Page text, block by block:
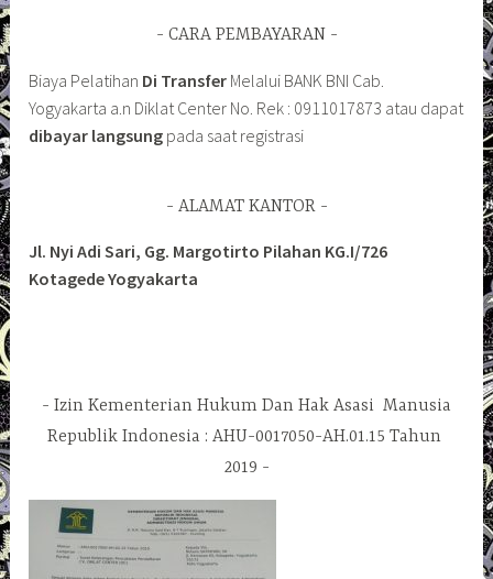
CARA PEMBAYARAN
Biaya Pelatihan Di Transfer Melalui BANK BNI Cab.
Yogyakarta a.n Diklat Center No. Rek : 0911017873 atau dapat
dibayar langsung pada saat registrasi
ALAMAT KANTOR
Jl. Nyi Adi Sari, Gg. Margotirto Pilahan KG.I/726
Kotagede Yogyakarta
Izin Kementerian Hukum Dan Hak Asasi Manusia
Republik Indonesia : AHU-0017050-AH.01.15 Tahun
2019